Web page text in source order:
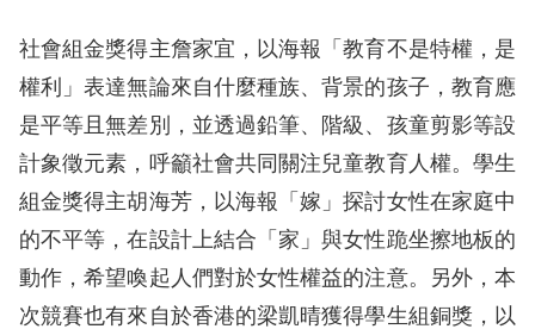
人
資
料
庫
無
障
社會組金獎得主詹家宜，以海報「教育不是特權，是
權利」表達無論來自什麼種族、背景的孩子，教育應
是平等且無差別，並透過鉛筆、階級、孩童剪影等設
計象徵元素，呼籲社會共同關注兒童教育人權。學生
組金獎得主胡海芳，以海報「嫁」探討女性在家庭中
的不平等，在設計上結合「家」與女性跪坐擦地板的
動作，希望喚起人們對於女性權益的注意。另外，本
次競賽也有來自於香港的梁凱晴獲得學生組銅獎，以